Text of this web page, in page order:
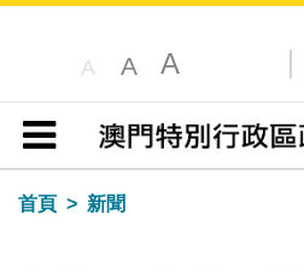
A A A
目錄
首頁
新聞